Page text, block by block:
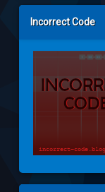
Incorrect Code